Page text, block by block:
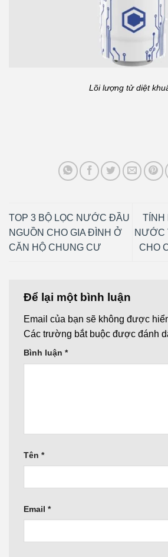
Lõi lượng tử diệt
TOP 3 BỘ LỌC NƯỚC ĐẦU
NGUỒN CHO GIA ĐÌNH Ở
CĂN HỘ CHUNG CƯ
TÍNH
NƯỚC
CHO
Để lại một bình luận
Email của bạn sẽ không được
Các trường bắt buộc được đánh
Bình luận *
Tên *
Email *